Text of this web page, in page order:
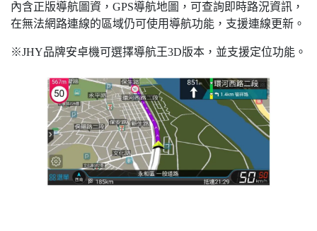
內含正版導航圖資，GPS導航地圖，可查詢即時路況資訊，
在無法網路連線的區域仍可使用導航功能，支援連線更新。
※JHY品牌安卓機可選擇導航王3D版本，並支援定位功能。